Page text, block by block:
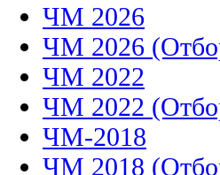
ЧМ 2026
ЧМ 2026
ЧМ 2022
ЧМ 2022
ЧМ-2018
ЧМ 2018